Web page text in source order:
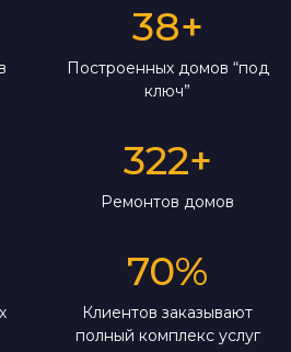
38+
Построенных домов “под
ключ”
322+
Ремонтов домов
70%
Клиентов заказывают
полный комплекс услуг